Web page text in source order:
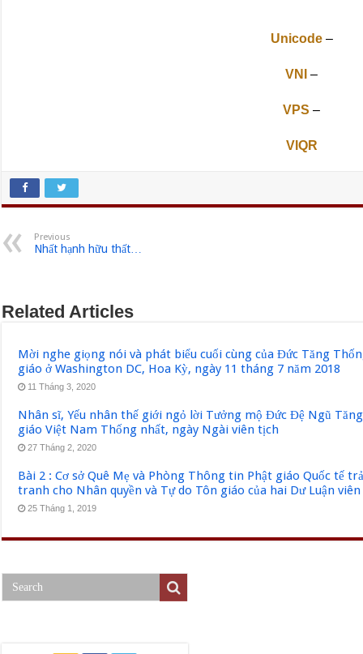
Unicode–
VNI –
VPS –
VIQR
Previous
Nhất hạnh hữu thất…
Related Articles
Mời nghe giọng nói và phát biểu cuối cùng của Đức Tăng
giáo ở Washington DC, Hoa Kỳ, ngày 11 tháng 7 năm 2018
11 Tháng 3, 2020
Nhân sĩ, Yếu nhân thế giới ngỏ lời Tưởng mộ Đức Đệ Ngũ
giáo Việt Nam Thống nhất, ngày Ngài viên tịch
27 Tháng 2, 2020
Bài 2 : Cơ sở Quê Mẹ và Phòng Thông tin Phật giáo Quốc tế
tranh cho Nhân quyền và Tự do Tôn giáo của hai Dư Luận viên
25 Tháng 1, 2019